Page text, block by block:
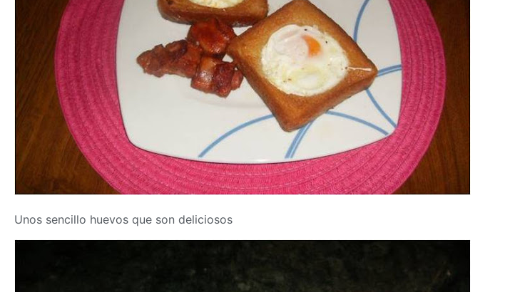
Unos sencillo huevos que son deliciosos